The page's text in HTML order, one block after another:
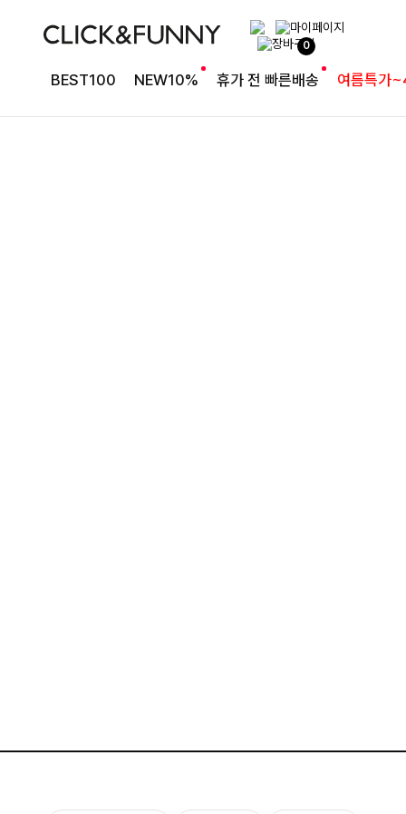
0
BEST100 NEW10% 휴가 전 빠른배송 여름특가
여유로운 핏의 코튼 팬츠
라인보정핏 절개코튼와이드팬츠[S,M,L사이즈]